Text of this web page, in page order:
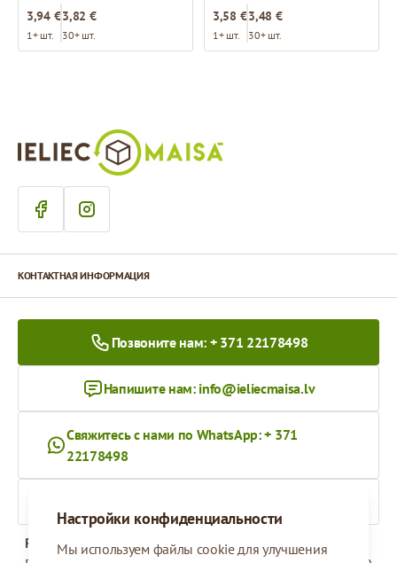
3,94 €
1+ шт.
3,82 €
30+ шт.
3,58 €
1+ шт.
3,48 €
30+ шт.
Настройки конфиденциальности
Мы используем файлы cookie для улучшения
КОНТАКТНАЯ ИНФОРМАЦИЯ
Позвоните нам: + 371 22178498
Напишите нам: info@ieliecmaisa.lv
Свяжитесь с нами по WhatsApp: + 371
22178498
Рабочее время